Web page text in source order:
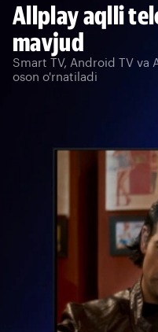
Allplay aqlli
mavjud
Smart TV, Android TV va
oson o'rnatiladi